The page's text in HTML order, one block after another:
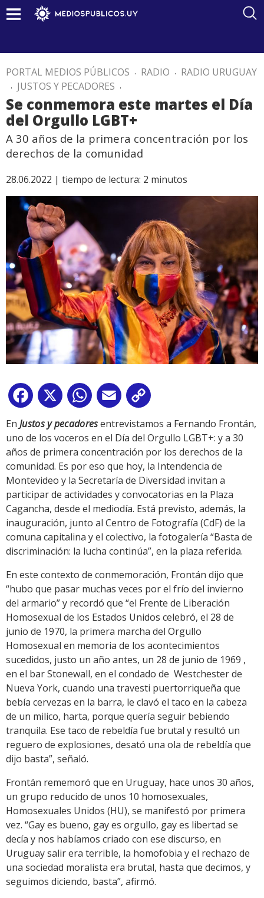
PORTAL MEDIOS PÚBLICOS . RADIO . RADIO URUGUAY
. JUSTOS Y PECADORES .
Se conmemora este martes el Día
del Orgullo LGBT+
A 30 años de la primera concentración por los
derechos de la comunidad
28.06.2022 | tiempo de lectura: 2 minutos
Facebook
X WhatsApp
Email
Link
En Justos y pecadoresentrevistamos a Fernando Frontán,
uno de los voceros en el Día del Orgullo LGBT+: y a 30
años de primera concentración por los derechos de la
comunidad. Es por eso que hoy, la Intendencia de
Montevideo y la Secretaría de Diversidad invitan a
participar de actividades y convocatorias en la Plaza
Cagancha, desde el mediodía. Está previsto, además, la
inauguración, junto al Centro de Fotografía (CdF) de la
comuna capitalina y el colectivo, la fotogalería “Basta de
discriminación: la lucha continúa”, en la plaza referida.
En este contexto de conmemoración, Frontán dijo que
“hubo que pasar muchas veces por el frío del invierno
del armario” y recordó que “el Frente de Liberación
Homosexual de los Estados Unidos celebró, el 28 de
junio de 1970, la primera marcha del Orgullo
Homosexual en memoria de los acontecimientos
sucedidos, justo un año antes, un 28 de junio de 1969 ,
en el bar Stonewall, en el condado de Westchester de
Nueva York, cuando una travesti puertorriqueña que
bebía cervezas en la barra, le clavó el taco en la cabeza
de un milico, harta, porque quería seguir bebiendo
tranquila. Ese taco de rebeldía fue brutal y resultó un
reguero de explosiones, desató una ola de rebeldía que
dijo basta”, señaló.
Frontán rememoró que en Uruguay, hace unos 30 años,
un grupo reducido de unos 10 homosexuales,
Homosexuales Unidos (HU), se manifestó por primera
vez. “Gay es bueno, gay es orgullo, gay es libertad se
decía y nos habíamos criado con ese discurso, en
Uruguay salir era terrible, la homofobia y el rechazo de
una sociedad moralista era brutal, hasta que decimos, y
seguimos diciendo, basta”, afirmó.